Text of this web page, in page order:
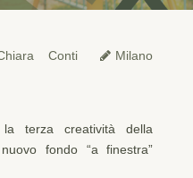
Conti
Milano
la terza creatività della
fondo “a finestra”